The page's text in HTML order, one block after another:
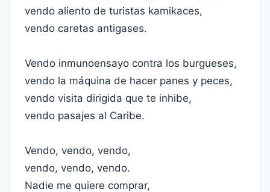
vendo aliento de turistas kamikaces,
vendo caretas antigases.
Vendo inmunoensayo contra los burgueses,
vendo la máquina de hacer panes y peces,
vendo visita dirigida que te inhibe,
vendo pasajes al Caribe.
Vendo, vendo, vendo,
vendo, vendo, vendo.
Nadie me quiere comprar,